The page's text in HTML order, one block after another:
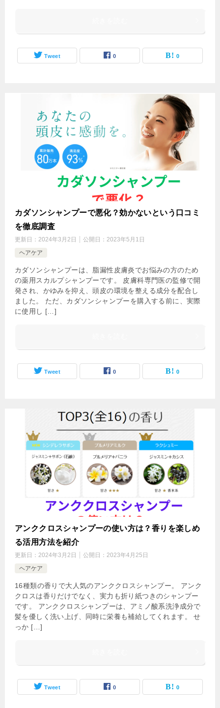
Tweet 0 0
カダソンシャンプーで悪化？効かないという口コミ
を徹底調査
更新日： 2024年3月2日 公開日： 2023年5月1日
ヘアケア
カダソンシャンプーは、脂漏性皮膚炎でお悩みの方のため
の薬用スカルプシャンプーです。 皮膚科専門医の監修で開
発され、かゆみを抑え、頭皮の環境を整える成分を配合し
ました。 ただ、カダソンシャンプーを購入する前に、実際
に使用し […]
Tweet 0 0
アンククロスシャンプーの使い方は？香りを楽しめ
る活用方法を紹介
更新日： 2024年3月2日 公開日： 2023年4月25日
ヘアケア
16種類の香りで大人気のアンククロスシャンプー。 アンク
クロスは香りだけでなく、実力も折り紙つきのシャンプー
です。 アンククロスシャンプーは、アミノ酸系洗浄成分で
髪を優しく洗い上げ、同時に栄養も補給してくれます。 せ
っか […]
Tweet 0 0